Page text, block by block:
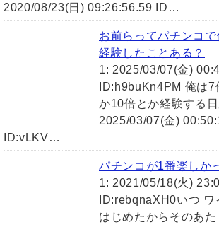
2020/08/23(日) 09:26:56.59 ID…
お前らってパチンコで
経験したことある？
1: 2025/03/07(金)
ID:h9buKn4PM 俺は
か10倍とか経験する
2025/03/07(金)
ID:vLKV…
パチンコが1番楽しか
1: 2021/05/18(火)
ID:rebqnaXH0いつ
はじめたからそのあた